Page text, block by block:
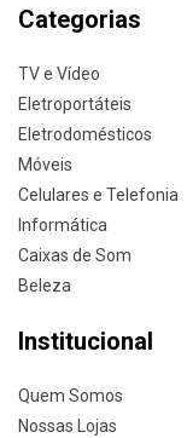
Categorias
TV e Vídeo
Eletroportáteis
Eletrodomésticos
Móveis
Celulares e Telefonia
Informática
Caixas de Som
Beleza
Institucional
Quem Somos
Nossas Lojas